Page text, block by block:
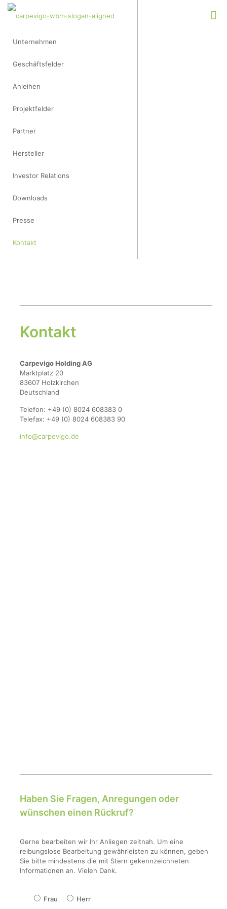
Unternehmen
Geschäftsfelder
Anleihen
Projektfelder
Partner
Hersteller
Investor Relations
Downloads
Presse
Kontakt
Kontakt
Carpevigo Holding AG
Marktplatz 20
83607 Holzkirchen
Deutschland
Telefon: +49 (0) 8024 608383 0
Telefax: +49 (0) 8024 608383 90
info@carpevigo.de
Haben Sie Fragen, Anregungen oder
wünschen einen Rückruf?
Gerne bearbeiten wir Ihr Anliegen zeitnah. Um eine
reibungslose Bearbeitung gewährleisten zu können, geben
Sie bitte mindestens die mit Stern gekennzeichneten
Informationen an. Vielen Dank.
Frau Herr